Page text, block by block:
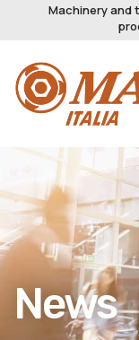
Machinery and
News